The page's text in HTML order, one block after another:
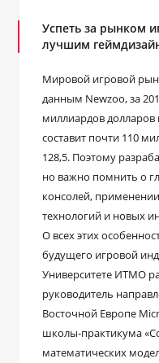
Успеть за рынком
лучшим
Мировой игровой
данным Newzoo, за
миллиардов
составит почти 110
128,5. Поэтому
но важно помнить о
консолей,
технологий и новых
О всех этих
будущего игровой
Университете ИТМО
руководитель
Восточной Европе
школы-практикума
математических